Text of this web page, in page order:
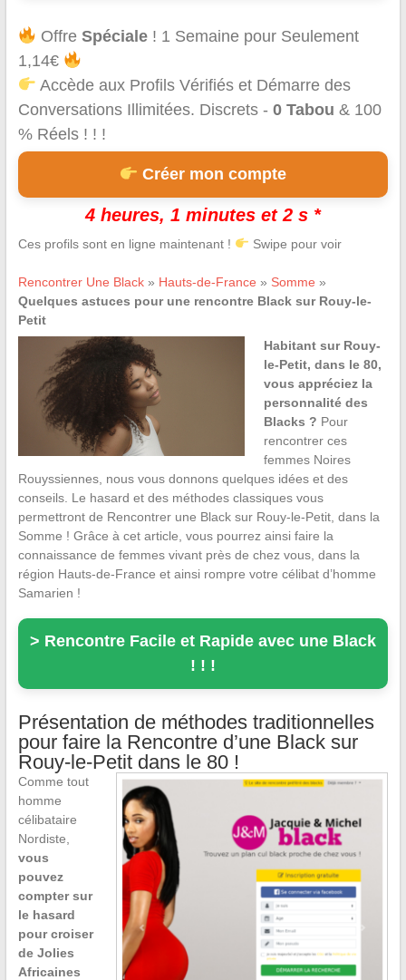
OffreSpéciale ! 1 Semaine pour Seulement
1,14€
Accède aux Profils Vérifiés et Démarre des
Conversations Illimitées. Discrets - 0 Tabou & 100
% Réels ! ! !
Créer mon compte
4 heures, 1 minutes et 2 s *
Ces profils sont en ligne maintenant ! Swipe pour voir
Rencontrer Une Black» Hauts-de-France » Somme »
Quelques astuces pour une rencontre Black sur Rouy-le-
Petit
Habitant sur Rouy-
le-Petit, dans le 80,
vous appréciez la
personnalité des
Blacks ? Pour
rencontrer ces
femmes Noires
Rouyssiennes, nous vous donnons quelques idées et des
conseils. Le hasard et des méthodes classiques vous
permettront de Rencontrer une Black sur Rouy-le-Petit, dans la
Somme ! Grâce à cet article, vous pourrez ainsi faire la
connaissance de femmes vivant près de chez vous, dans la
région Hauts-de-France et ainsi rompre votre célibat d’homme
Samarien !
> Rencontre Facile et Rapide avec une Black
! ! !
Présentation de méthodes traditionnelles
pour faire la Rencontre d’une Black sur
Rouy-le-Petit dans le 80 !
Comme tout
homme
célibataire
Nordiste,
vous
pouvez
compter sur
le hasard
pour croiser
de Jolies
Africaines